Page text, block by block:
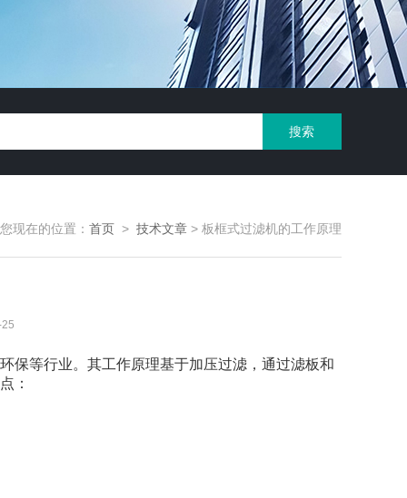
您现在的位置： 首页 > 技术文章 > 板框式过滤机的工作原理
等行业。其工作原理基于加压过滤，通过滤板和
：